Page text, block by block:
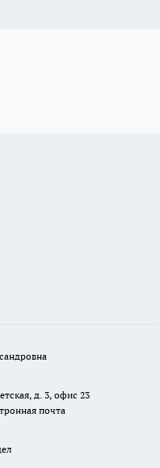
д. 3, офис 23
почта